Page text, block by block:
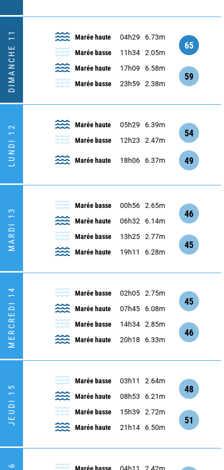
DIMANCHE 11 Marée haute 04h29
6.73m
Marée basse
11h34 2.05m
65
Marée haute 17h09
6.58m
Marée basse
23h59 2.38m
59
LUNDI 12 Marée haute 05h29
6.39m
Marée basse
12h23 2.47m
54
Marée haute 18h06 6.37m 49
MARDI 13
Marée basse 00h56
2.65m
Marée haute
06h32 6.14m
46
Marée basse 13h25
2.77m
Marée haute
19h11 6.28m
45
MERCREDI 14 Marée basse 02h05
2.75m
Marée haute
07h45 6.08m
45
Marée basse 14h34
2.85m
Marée haute
20h18 6.33m
46
JEUDI 15
Marée basse 03h11
2.64m
Marée haute
08h53 6.21m
48
Marée basse 15h39
2.72m
Marée haute
21h14 6.50m
51